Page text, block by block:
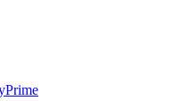
Prime